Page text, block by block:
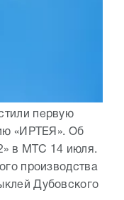
первую
«ИРТЕЯ». Об
в МТС 14 июля.
производства
Дубовского